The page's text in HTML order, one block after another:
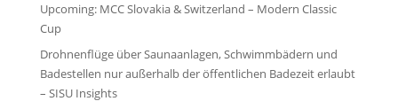
Upcoming: MCC Slovakia & Switzerland – Modern Classic
Cup
Drohnenflüge über Saunaanlagen, Schwimmbädern und
Badestellen nur außerhalb der öffentlichen Badezeit erlaubt
– SISU Insights